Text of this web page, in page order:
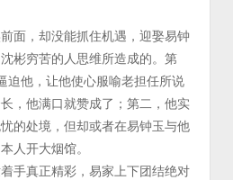
面，却没能抓住机遇，迎娶易钟
彬穷苦的人思维所造成的。第
迫他，让他使心服喻老担任所说
，他满口就赞成了；第二，他实
的处境，但却或者在易钟玉与他
人开大烟馆。
手真正精彩，易家上下团结绝对